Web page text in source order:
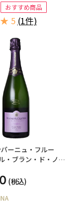
おすすめ商品
5 (1件)
ーニュ・フルー
・ブラン・ド・ノワ
(税込)